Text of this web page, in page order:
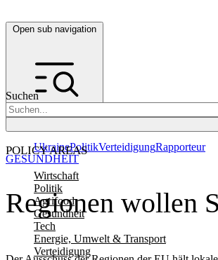
Open sub navigation
Suchen
POLICY AREAS
Wirtschaft
Politik
Agrifood
Gesundheit
Tech
Energie, Umwelt & Transport
Verteidigung
UkrainePolitikVerteidigungRapporteur
Regionen wollen
GESUNDHEIT